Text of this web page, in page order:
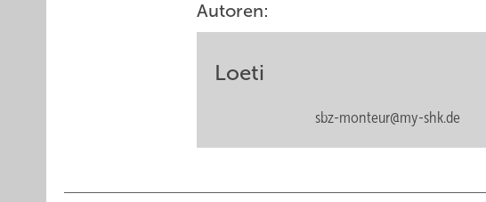
Autoren:
Loeti
sbz-monteur@my-shk.de